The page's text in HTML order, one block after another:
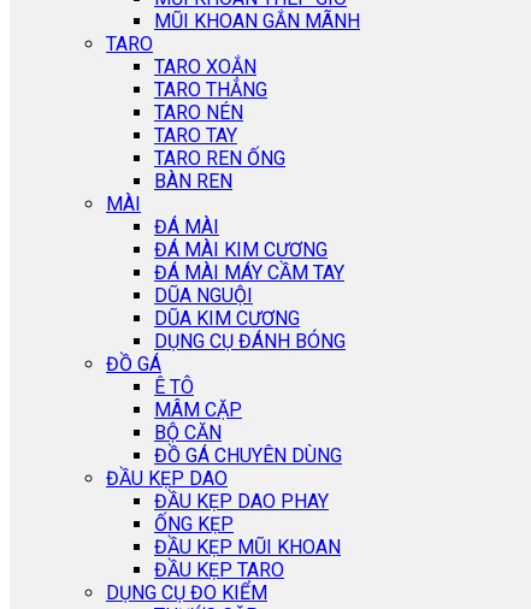
MŨI KHOAN GẮN MÃNH
TARO
TARO XOẮN
TARO THẲNG
TARO NÉN
TARO TAY
TARO REN ỐNG
BÀN REN
MÀI
ĐÁ MÀI
ĐÁ MÀI KIM CƯƠNG
ĐÁ MÀI MÁY CẦM TAY
DŨA NGUỘI
DŨA KIM CƯƠNG
DỤNG CỤ ĐÁNH BÓNG
ĐỒ GÁ
Ê TÔ
MÂM CẶP
BỘ CĂN
ĐỒ GÁ CHUYÊN DÙNG
ĐẦU KẸP DAO
ĐẦU KẸP DAO PHAY
ỐNG KẸP
ĐẦU KẸP MŨI KHOAN
ĐẦU KẸP TARO
DỤNG CỤ ĐO KIỂM